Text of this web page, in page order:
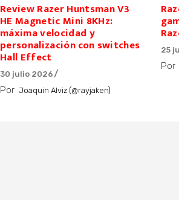
Review Razer Huntsman V3
HE Magnetic Mini 8KHz:
máxima velocidad y
personalización con switches
Hall Effect
30 julio 2026
Por Joaquin Alviz (@rayjaken)
25
Por